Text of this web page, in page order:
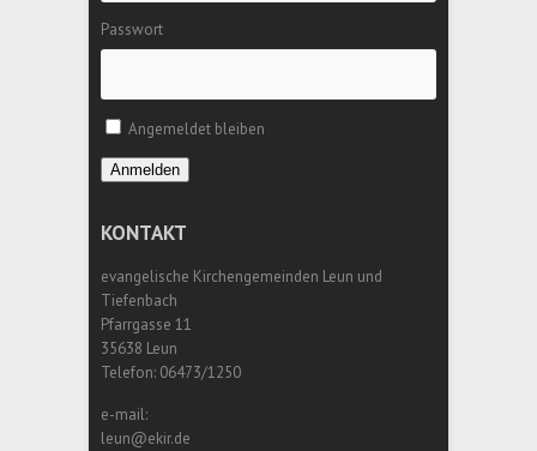
Passwort
Angemeldet bleiben
Anmelden
KONTAKT
evangelische Kirchengemeinden Leun und
Tiefenbach
Pfarrgasse 11
35638 Leun
Telefon: 06473/1250
e-mail:
leun@ekir.de